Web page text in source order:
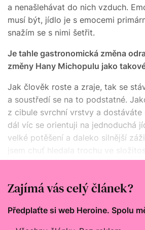
a nenašlehávat do nich vzduch.
musí být, jídlo je s emocemi
snažím se s nimi šetřit.
Je tahle gastronomická změna
změny Hany Michopulu jako
Jak člověk roste a zraje, tak se
a soustředí se na to podstatné.
z cibule svrchní vrstvy a dostáváte
dál víc se orientuji na jednoduchá
velké potěšení a daleko silnější
jsem chuť hledala trochu ve
z víc komponentů. Teď jdu spíš do
Zajímá vás celý článek?
Předplaťte si web Heroine. Spolu